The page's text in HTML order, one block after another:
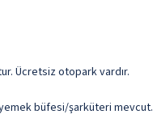
Ücretsiz otopark vardır.
büfesi/şarküteri mevcut.